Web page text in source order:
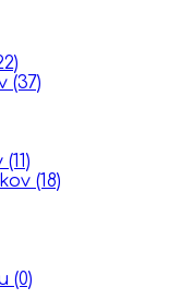
(37)
(11)
(18)
(0)